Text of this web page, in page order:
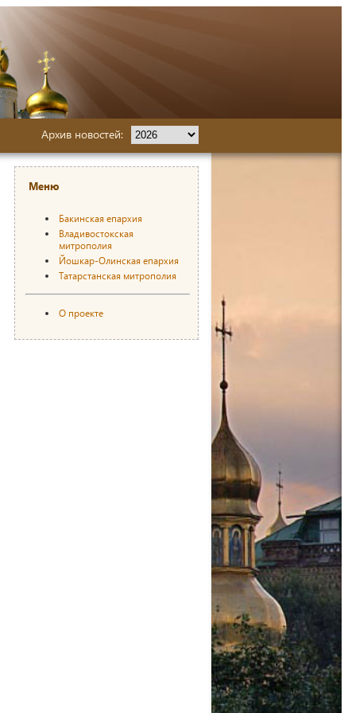
Архив новостей:
Меню
Бакинская епархия
Владивостокская
митрополия
Йошкар-Олинская епархия
Татарстанская митрополия
О проекте